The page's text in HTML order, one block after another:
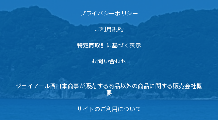
プライバシーポリシー
ご利用規約
特定商取引に基づく表示
お問い合わせ
ジェイアール西日本商事が販売する商品以外の商品に関する販売会社概
要
サイトのご利用について